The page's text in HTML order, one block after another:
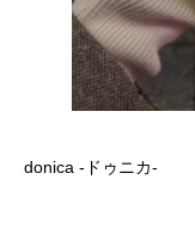
donica -ドゥニカ-